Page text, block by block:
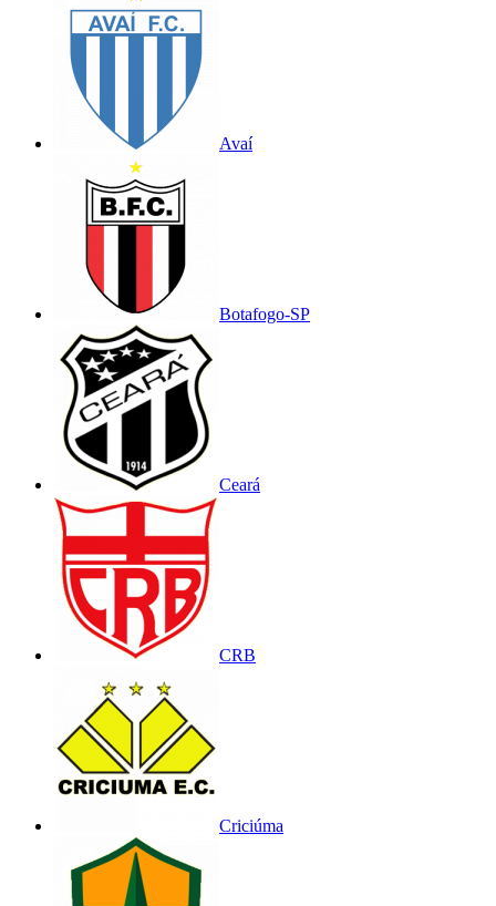
Avaí
Botafogo-SP
Ceará
CRB
Criciúma